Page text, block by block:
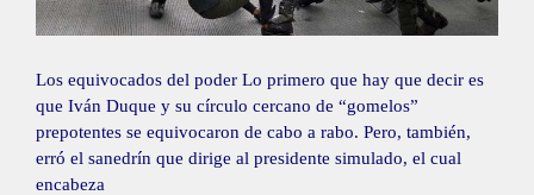
Los equivocados del poder Lo primero que hay que decir es
que Iván Duque y su círculo cercano de “gomelos”
prepotentes se equivocaron de cabo a rabo. Pero, también,
erró el sanedrín que dirige al presidente simulado, el cual
encabeza